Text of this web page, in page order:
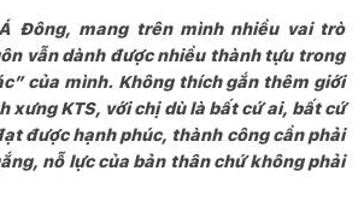
Đông, mang trên mình nhiều vai trò
vẫn dành được nhiều thành tựu trong
của mình. Không thích gắn thêm giới
xưng KTS, với chị dù là bất cứ ai, bất cứ
được hạnh phúc, thành công cần phải
nỗ lực của bản thân chứ không phải